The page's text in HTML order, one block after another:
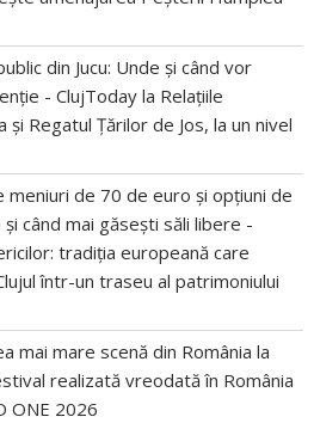
din Jucu: Unde și când vor
- ClujToday la Relațiile
Regatul Țărilor de Jos, la un nivel
meniuri de 70 de euro și opțiuni de
când mai găsești săli libere -
tradiția europeană care
într-un traseu al patrimoniului
mai mare scenă din România la
realizată vreodată în România
ONE 2026